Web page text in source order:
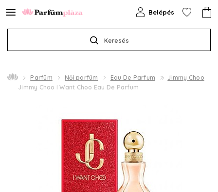
Keresés
Belépés
Parfüm Női parfüm Eau De Parfum
Jimmy Choo
Jimmy Choo I Want Choo Eau De Parfum